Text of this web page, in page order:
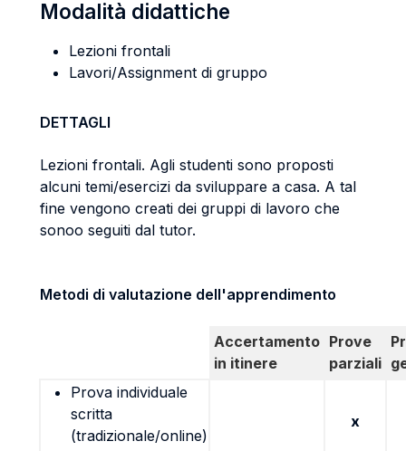
Modalità didattiche
Lezioni frontali
Lavori/Assignment di gruppo
DETTAGLI
Lezioni frontali. Agli studenti sono proposti
alcuni temi/esercizi da sviluppare a casa. A tal
fine vengono creati dei gruppi di lavoro che
sonoo seguiti dal tutor.
Metodi di valutazione dell'apprendimento
Accertamento
in itinere
Prove
parziali
Prova individuale
scritta
(tradizionale/online)
x